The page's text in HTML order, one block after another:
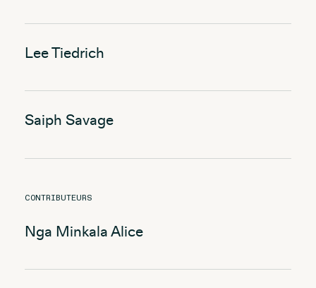
Lee Tiedrich
Saiph Savage
CONTRIBUTEURS
Nga Minkala Alice